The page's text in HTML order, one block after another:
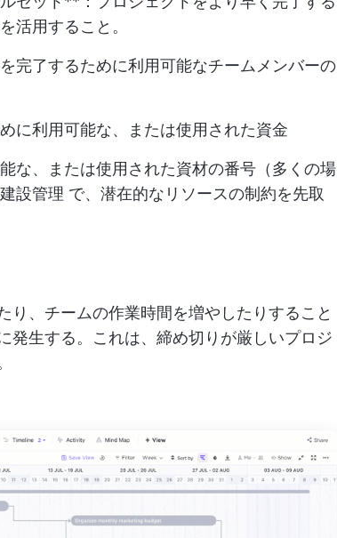
活用すること。
完了するために利用可能なチームメンバーの
に利用可能な、または使用された資金
な、または使用された資材の番号（多くの場
建設管理 で、潜在的なリソースの制約を先取
り、チームの作業時間を増やしたりすること
発生する。これは、締め切りが厳しいプロジ